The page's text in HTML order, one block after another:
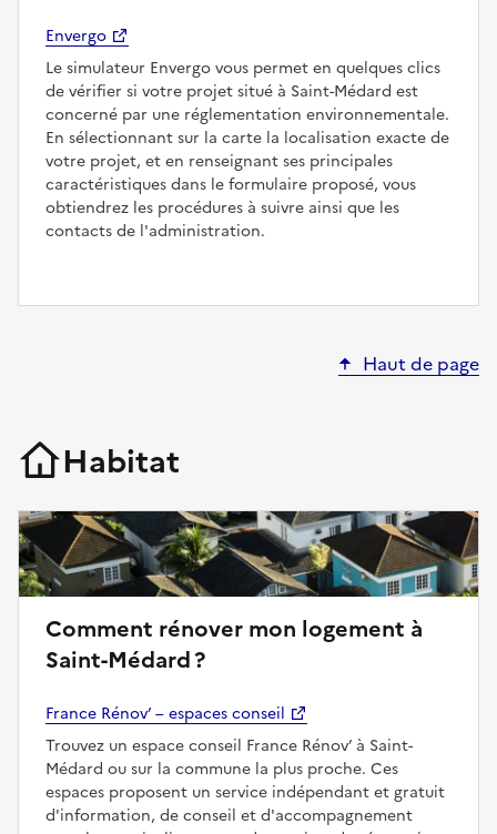
Envergo
Le simulateur Envergo vous permet en quelques clics
de vérifier si votre projet situé à Saint-Médard est
concerné par une réglementation environnementale.
En sélectionnant sur la carte la localisation exacte de
votre projet, et en renseignant ses principales
caractéristiques dans le formulaire proposé, vous
obtiendrez les procédures à suivre ainsi que les
contacts de l'administration.
Haut de page
Habitat
Comment rénover mon logement à
Saint-Médard ?
France Rénov’ – espaces conseil
Trouvez un espace conseil France Rénov’ à Saint-
Médard ou sur la commune la plus proche. Ces
espaces proposent un service indépendant et gratuit
d'information, de conseil et d'accompagnement